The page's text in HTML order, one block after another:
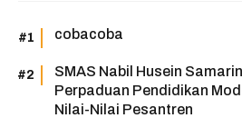
cobacoba
SMAS Nabil Husein
Perpaduan Pendidikan
Nilai-Nilai Pesantren